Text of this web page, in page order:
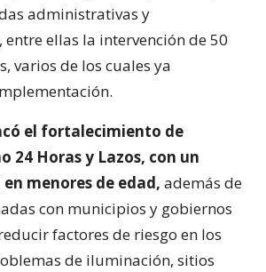
administrativas y
ellas la intervención de 50
varios de los cuales ya
el fortalecimiento de
24 Horas y Lazos, con un
menores de edad, además de
con municipios y gobiernos
factores de riesgo en los
de iluminación, sitios